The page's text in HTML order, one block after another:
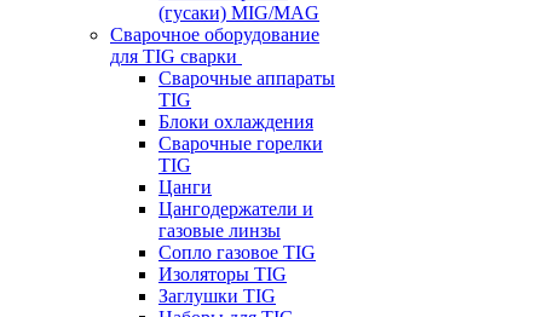
(гусаки) MIG/MAG
Сварочное оборудование
для TIG сварки
Сварочные аппараты
TIG
Блоки охлаждения
Сварочные горелки
TIG
Цанги
Цангодержатели и
газовые линзы
Сопло газовое TIG
Изоляторы TIG
Заглушки TIG